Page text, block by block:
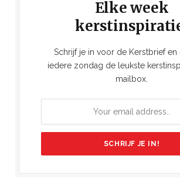
Elke week
Schrijf je in voor de Kerstbrief en
iedere zondag de leukste
mailbox.